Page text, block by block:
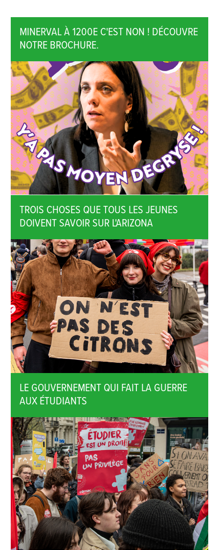
MINERVAL À 1200E C'EST NON ! DÉCOUVRE
NOTRE BROCHURE.
TROIS CHOSES QUE TOUS LES JEUNES
DOIVENT SAVOIR SUR L'ARIZONA
LE GOUVERNEMENT QUI FAIT LA GUERRE
AUX ÉTUDIANTS